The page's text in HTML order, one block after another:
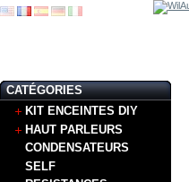
CATÉGORIES
KIT ENCEINTES DIY
HAUT PARLEURS
CONDENSATEURS
SELF